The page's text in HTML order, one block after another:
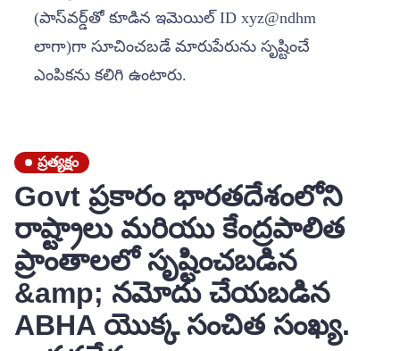
(పాస్‌వర్డ్‌తో కూడిన ఇమెయిల్ ID xyz@ndhm
లాగా)గా సూచించబడే మారుపేరును సృష్టించే
ఎంపికను కలిగి ఉంటారు.
ప్రత్యక్షం
Govt ప్రకారం భారతదేశంలోని
రాష్ట్రాలు మరియు కేంద్రపాలిత
ప్రాంతాలలో సృష్టించబడిన
&amp; నమోదు చేయబడిన
ABHA యొక్క సంచిత సంఖ్య.